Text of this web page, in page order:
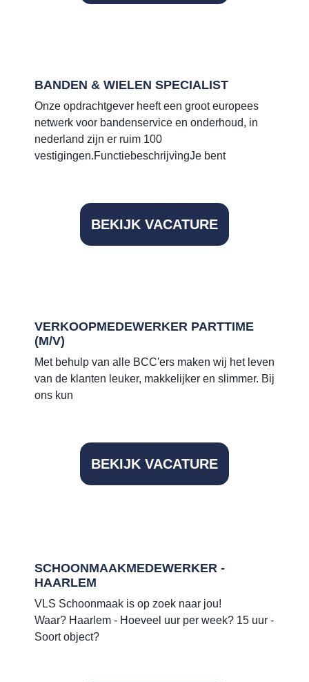
BANDEN & WIELEN SPECIALIST
Onze opdrachtgever heeft een groot europees
netwerk voor bandenservice en onderhoud, in
nederland zijn er ruim 100
vestigingen.FunctiebeschrijvingJe bent
BEKIJK VACATURE
VERKOOPMEDEWERKER PARTTIME
(M/V)
Met behulp van alle BCC'ers maken wij het leven
van de klanten leuker, makkelijker en slimmer. Bij
ons kun
BEKIJK VACATURE
SCHOONMAAKMEDEWERKER -
HAARLEM
VLS Schoonmaak is op zoek naar jou!
Waar? Haarlem - Hoeveel uur per week? 15 uur -
Soort object?